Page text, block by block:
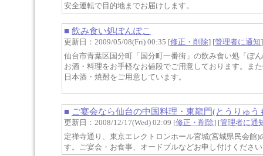
安全運転で目的地までお届けします。
■ 飲み食い処ぽんぽこ
更新日：2009/05/08(Fri) 00:35 [修正・削除] [管理者に通知]
仙台市青葉区国分町「国分町一番街」の飲み食い処「ぽ
お酒・料理をお手軽なお値段でご用意しております。ま
日本酒・焼酎をご用意しています。
■ ご宴会なら仙台の中国料理・東龍門(とうりゅう
更新日：2008/12/17(Wed) 02:09 [修正・削除] [管理者に通
定禅寺通り、東京エレクトロンホール宮城(宮城県民会
す。ご宴会・お食事、オードブルなどお申し付けくださ